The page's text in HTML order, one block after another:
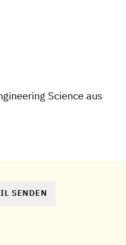
Science aus
SENDEN